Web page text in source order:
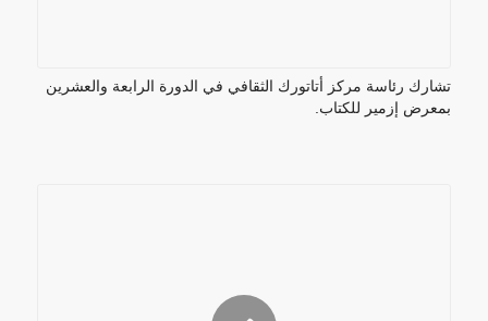
تشارك رئاسة مركز أتاتورك الثقافي في الدورة الرابعة والعشرين
بمعرض إزمير للكتاب.